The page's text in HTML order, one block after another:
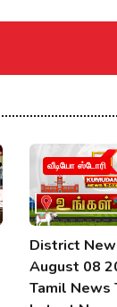
வீடியோ ஸ்டோரி
District
August 08
Tamil News